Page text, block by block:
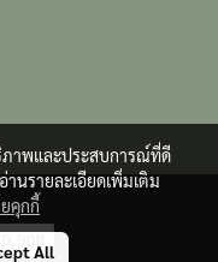
ภาพและประสบการณ์ที่ดี
านรายละเอียดเพิ่มเติม
คุกกี้
All